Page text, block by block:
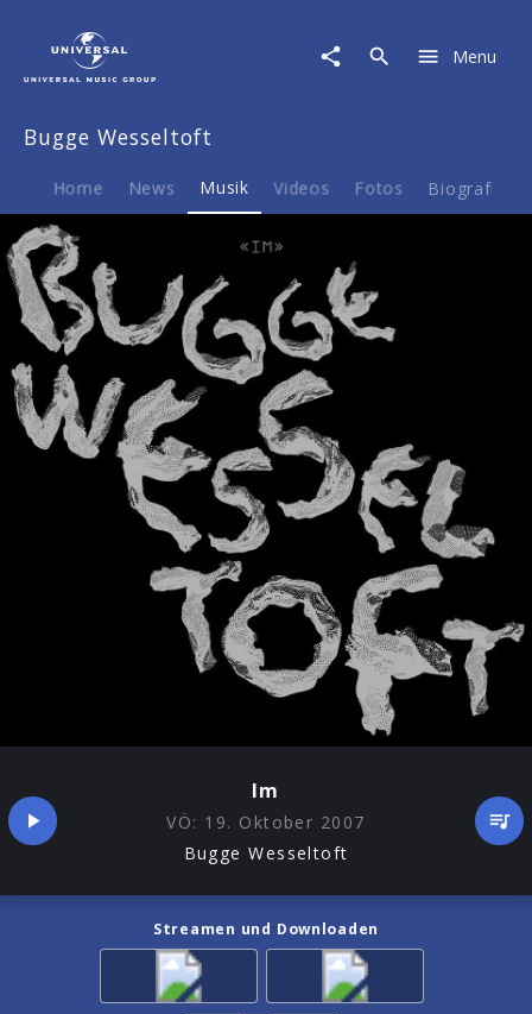
Wesseltoft
Musik
Menu
Bugge Wesseltoft
Home News Musik Videos Fotos Biografie
Im
VÖ: 19. Oktober 2007
Bugge Wesseltoft
Streamen und Downloaden